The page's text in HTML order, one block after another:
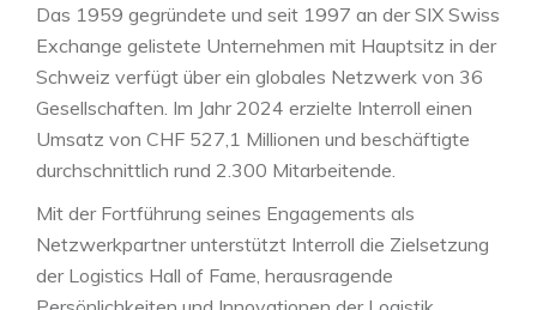
Das 1959 gegründete und seit 1997 an der SIX Swiss
Exchange gelistete Unternehmen mit Hauptsitz in der
Schweiz verfügt über ein globales Netzwerk von 36
Gesellschaften. Im Jahr 2024 erzielte Interroll einen
Umsatz von CHF 527,1 Millionen und beschäftigte
durchschnittlich rund 2.300 Mitarbeitende.
Mit der Fortführung seines Engagements als
Netzwerkpartner unterstützt Interroll die Zielsetzung
der Logistics Hall of Fame, herausragende